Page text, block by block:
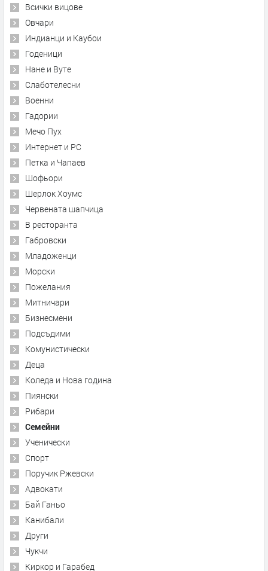
Всички вицове
Овчари
Индианци и Каубои
Годеници
Нане и Вуте
Слаботелесни
Военни
Гадории
Мечо Пух
Интернет и PC
Петка и Чапаев
Шофьори
Шерлок Хоумс
Червената шапчица
В ресторанта
Габровски
Младоженци
Морски
Пожелания
Митничари
Бизнесмени
Подсъдими
Комунистически
Деца
Коледа и Нова година
Пиянски
Рибари
Семейни
Ученически
Спорт
Поручик Ржевски
Адвокати
Бай Ганьо
Канибали
Други
Чукчи
Киркор и Гарабед